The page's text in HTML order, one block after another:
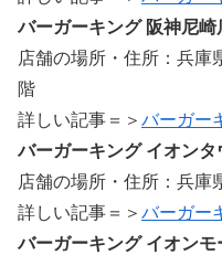
バーガーキング 阪神尼崎
店舗の場所・住所：兵
階
詳しい記事＝＞ バーガー
バーガーキング イオンタ
店舗の場所・住所：兵庫
詳しい記事＝＞ バーガー
バーガーキング イオンモ